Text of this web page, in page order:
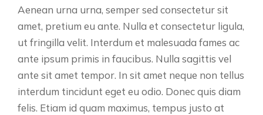
Aenean urna urna, semper sed consectetur sit
amet, pretium eu ante. Nulla et consectetur ligula,
ut fringilla velit. Interdum et malesuada fames ac
ante ipsum primis in faucibus. Nulla sagittis vel
ante sit amet tempor. In sit amet neque non tellus
interdum tincidunt eget eu odio. Donec quis diam
felis. Etiam id quam maximus, tempus justo at